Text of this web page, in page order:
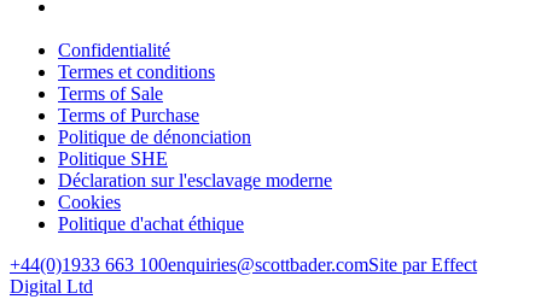
Confidentialité
Termes et conditions
Terms of Sale
Terms of Purchase
Politique de dénonciation
Politique SHE
Déclaration sur l'esclavage moderne
Cookies
Politique d'achat éthique
+44(0)1933 663 100enquiries@scottbader.comSite par Effect
Digital Ltd